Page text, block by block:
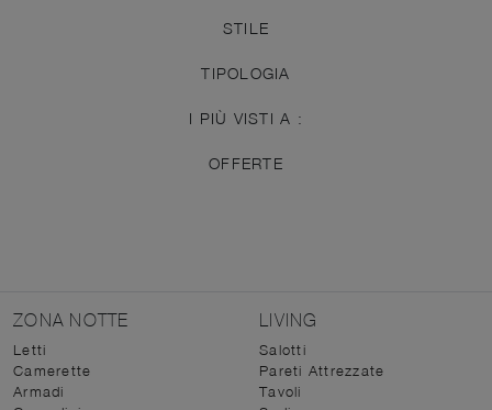
STILE
TIPOLOGIA
I PIÙ VISTI A :
OFFERTE
ZONA NOTTE
Letti
Camerette
Armadi
LIVING
Salotti
Pareti Attrezzate
Tavoli